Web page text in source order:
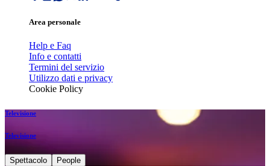
Area personale
Help e Faq
Info e contatti
Termini del servizio
Utilizzo dati e privacy
Cookie Policy
Televisione
Televisione
Spettacolo People